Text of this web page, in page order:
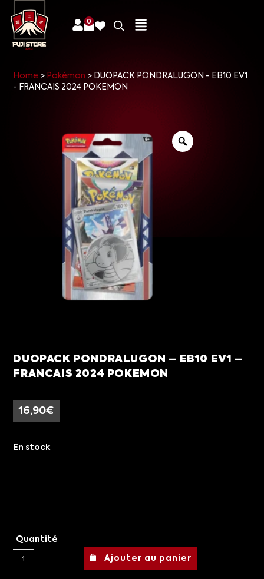
0
Home > Pokémon > DUOPACK PONDRALUGON - EB10 EV1
- FRANCAIS 2024 POKEMON
DUOPACK PONDRALUGON – EB10 EV1 –
FRANCAIS 2024 POKEMON
16,90€
En stock
Quantité
Ajouter au panier